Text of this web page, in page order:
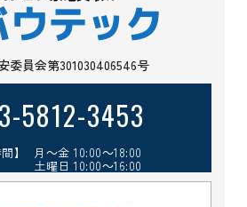
委員会第301030406546号
5812-3453
間】 月～金 10:00～18:00
土曜日 10:00～16:00